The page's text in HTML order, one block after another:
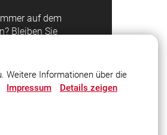
auf dem
Bleiben Sie
Weitere Informationen über die
Impressum Details zeigen